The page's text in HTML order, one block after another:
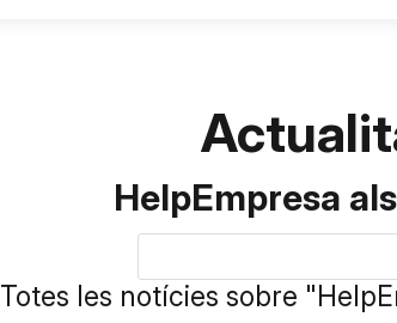
HelpEmpresa
Totes les notícies sobre